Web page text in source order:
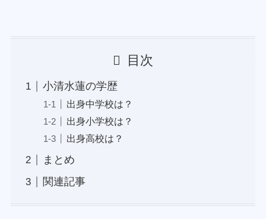
目次
小清水蓮の学歴
出身中学校は？
出身小学校は？
出身高校は？
まとめ
関連記事